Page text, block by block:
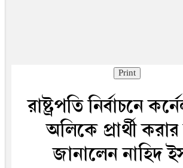
Print
রাষ্ট্রপতি নির্বাচনে
অলিকে প্রার্থী
জানালেন নাহিদ